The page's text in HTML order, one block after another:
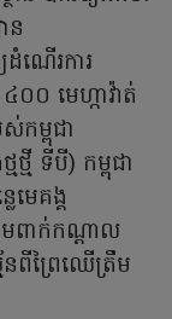
ន
ណើរការ
០ មេហ្កាវ៉ាត់
កម្ពុជា
ថ្មី ទីបី) កម្ពុជា
េគង្គ
ពាក់កណ្តាល
ពីព្រៃឈើត្រឹម